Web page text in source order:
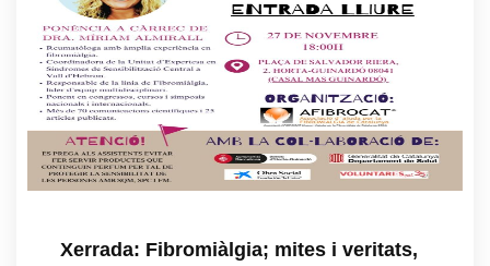
Xerrada: Fibromiàlgia; mites i veritats,